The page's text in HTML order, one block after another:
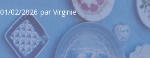
01/02/2026 par Virginie